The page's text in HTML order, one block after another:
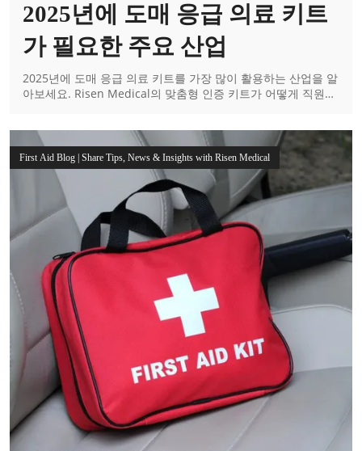
2025년에 도매 응급 의료 키트
가 필요한 주요 산업
2025년에 도매 응급 의료 키트를 가장 많이 활용하는 산업을 알
아보세요. Risen Medical의 맞춤형 인증 키트가 어떻게 직원을
First Aid Blog | Share Tips, News & Insights with Risen Medical